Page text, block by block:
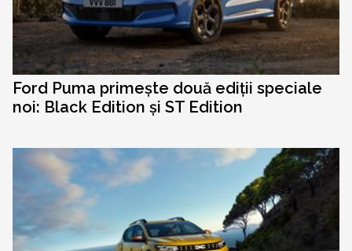
Ford Puma primește două ediții speciale
noi: Black Edition și ST Edition